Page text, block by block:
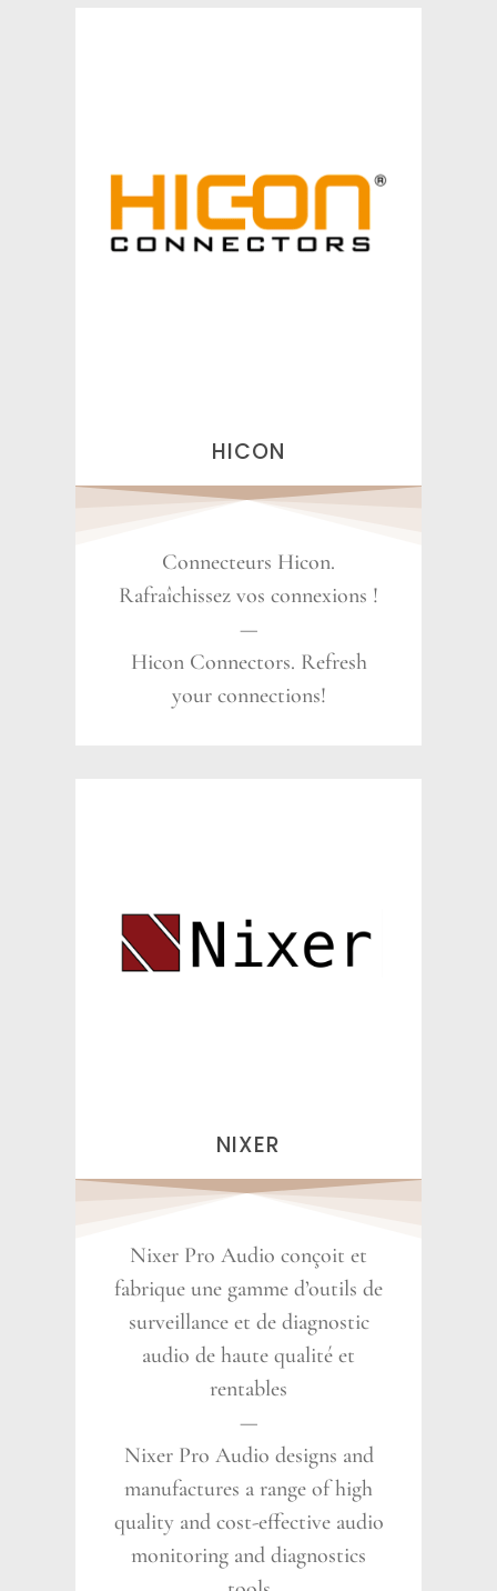
HICON
Connecteurs Hicon.
Rafraîchissez vos connexions !
—
Hicon Connectors. Refresh
your connections!
NIXER
Nixer Pro Audio conçoit et
fabrique une gamme d’outils de
surveillance et de diagnostic
audio de haute qualité et
rentables
—
Nixer Pro Audio designs and
manufactures a range of high
quality and cost-effective audio
monitoring and diagnostics